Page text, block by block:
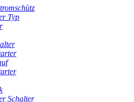
Typ
Schalter